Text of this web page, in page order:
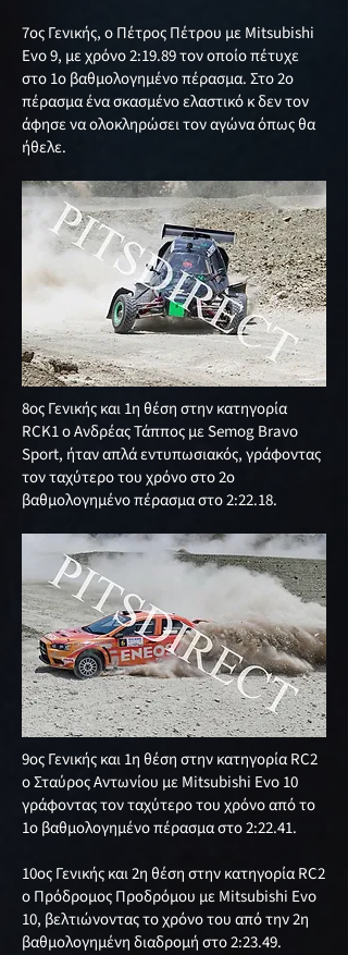
7ος Γενικής, ο Πέτρος Πέτρου με Mitsubishi
Evo 9, με χρόνο 2:19.89 τον οποίο πέτυχε
στο 1ο βαθμολογημένο πέρασμα. Στο 2ο
πέρασμα ένα σκασμένο ελαστικό κ δεν τον
άφησε να ολοκληρώσει τον αγώνα όπως θα
ήθελε.
8oς Γενικής και 1η θέση στην κατηγορία
RCK1 ο Ανδρέας Τάππος με Semog Bravo
Sport, ήταν απλά εντυπωσιακός, γράφοντας
τον ταχύτερο του χρόνο στο 2ο
βαθμολογημένο πέρασμα στο 2:22.18.
9ος Γενικής και 1η θέση στην κατηγορία RC2
ο Σταύρος Αντωνίου με Mitsubishi Evo 10
γράφοντας τον ταχύτερο του χρόνο από το
1ο βαθμολογημένο πέρασμα στο 2:22.41.
10ος Γενικής και 2η θέση στην κατηγορία RC2
ο Πρόδρομος Προδρόμου με Mitsubishi Evo
10, βελτιώνοντας το χρόνο του από την 2η
βαθμολογημένη διαδρομή στο 2:23.49.